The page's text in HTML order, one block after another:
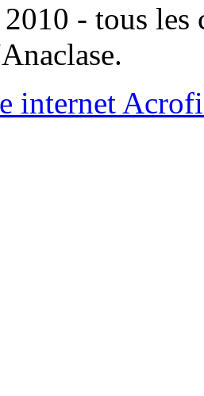
- tous les
internet